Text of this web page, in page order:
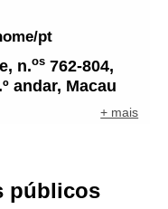
pt
n.os 762-804,
andar, Macau
+ mais
públicos